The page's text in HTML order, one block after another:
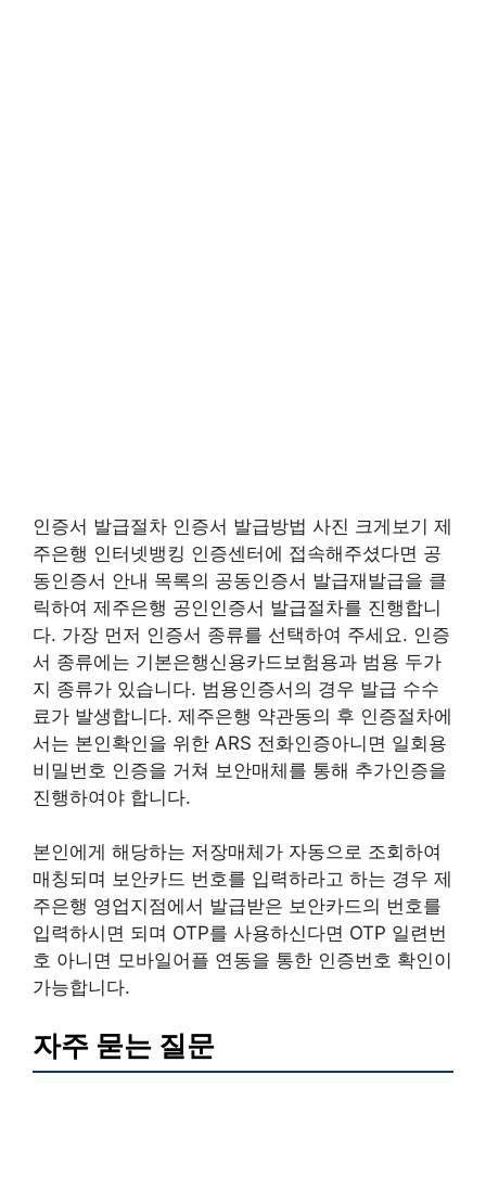
인증서 발급절차 인증서 발급방법 사진 크게보기 제
주은행 인터넷뱅킹 인증센터에 접속해주셨다면 공
동인증서 안내 목록의 공동인증서 발급재발급을 클
릭하여 제주은행 공인인증서 발급절차를 진행합니
다. 가장 먼저 인증서 종류를 선택하여 주세요. 인증
서 종류에는 기본은행신용카드보험용과 범용 두가
지 종류가 있습니다. 범용인증서의 경우 발급 수수
료가 발생합니다. 제주은행 약관동의 후 인증절차에
서는 본인확인을 위한 ARS 전화인증아니면 일회용
비밀번호 인증을 거쳐 보안매체를 통해 추가인증을
진행하여야 합니다.
본인에게 해당하는 저장매체가 자동으로 조회하여
매칭되며 보안카드 번호를 입력하라고 하는 경우 제
주은행 영업지점에서 발급받은 보안카드의 번호를
입력하시면 되며 OTP를 사용하신다면 OTP 일련번
호 아니면 모바일어플 연동을 통한 인증번호 확인이
가능합니다.
자주 묻는 질문